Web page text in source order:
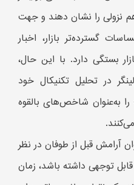
نزولی را نشان دهند و جهت
گسترده‌تر بازار، اخبار
بستگی دارد. با این حال،
در تحلیل تکنیکال خود
را به‌عنوان شاخص‌های بالقوه
آرامش قبل از طوفان در نظر
توجهی داشته باشد، زمان